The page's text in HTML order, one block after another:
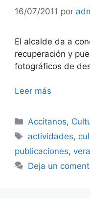
16/07/2011 por
El alcalde da a
recuperación y
fotográficos de
Leer más
Categorías
Accitanos,
Etiquetas
actividades,
publicaciones,
Deja un